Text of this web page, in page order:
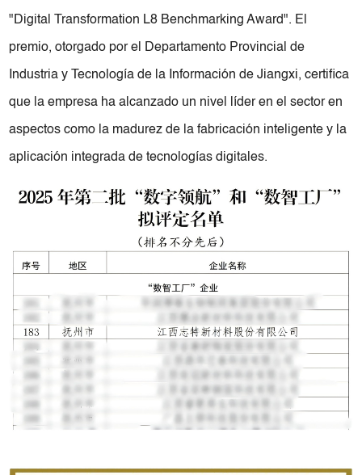
"Digital Transformation L8 Benchmarking Award". El
premio, otorgado por el Departamento Provincial de
Industria y Tecnología de la Información de Jiangxi, certifica
que la empresa ha alcanzado un nivel líder en el sector en
aspectos como la madurez de la fabricación inteligente y la
aplicación integrada de tecnologías digitales.